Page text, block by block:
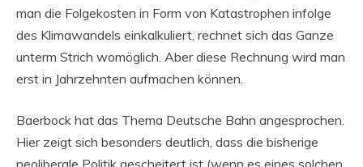
man die Folgekosten in Form von Katastrophen infolge
des Klimawandels einkalkuliert, rechnet sich das Ganze
unterm Strich womöglich. Aber diese Rechnung wird man
erst in Jahrzehnten aufmachen können.
Baerbock hat das Thema Deutsche Bahn angesprochen.
Hier zeigt sich besonders deutlich, dass die bisherige
neoliberale Politik gescheitert ist (wenn es eines solchen